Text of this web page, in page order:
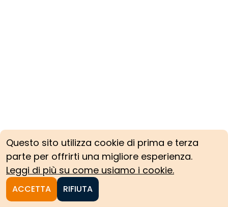
Questo sito utilizza cookie di prima e terza
parte per offrirti una migliore esperienza.
Leggi di più su come usiamo i cookie.
ACCETTA RIFIUTA